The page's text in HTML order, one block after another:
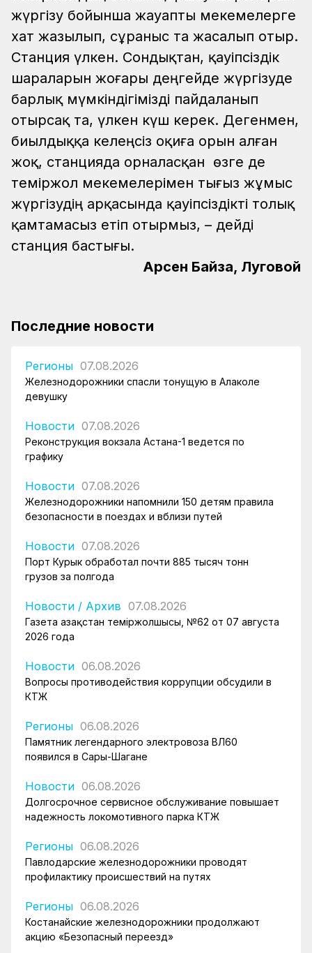
жүргізу бойынша жауапты мекемелерге
хат жазылып, сұраныс та жасалып отыр.
Станция үлкен. Сондықтан, қауіпсіздік
шараларын жоғары деңгейде жүргізуде
барлық мүмкіндігімізді пайдаланып
отырсақ та, үлкен күш керек. Дегенмен,
биылдыққа келеңсіз оқиға орын алған
жоқ, станцияда орналасқан өзге де
теміржол мекемелерімен тығыз жұмыс
жүргізудің арқасында қауіпсіздікті толық
қамтамасыз етіп отырмыз, – дейді
станция бастығы.
Арсен Байзақ, Луговой
Последние новости
Регионы 07.08.2026
Железнодорожники спасли тонущую в Алаколе
девушку
Новости 07.08.2026
Реконструкция вокзала Астана-1 ведется по
графику
Новости 07.08.2026
Железнодорожники напомнили 150 детям правила
безопасности в поездах и вблизи путей
Новости 07.08.2026
Порт Курык обработал почти 885 тысяч тонн
грузов за полгода
Новости / Архив 07.08.2026
Газета Қазақстан теміржолшысы, №62 от 07 августа
2026 года
Новости 06.08.2026
Вопросы противодействия коррупции обсудили в
КТЖ
Регионы 06.08.2026
Памятник легендарного электровоза ВЛ60
появился в Сары-Шагане
Новости 06.08.2026
Долгосрочное сервисное обслуживание повышает
надежность локомотивного парка КТЖ
Регионы 06.08.2026
Павлодарские железнодорожники проводят
профилактику происшествий на путях
Регионы 06.08.2026
Костанайские железнодорожники продолжают
акцию «Безопасный переезд»